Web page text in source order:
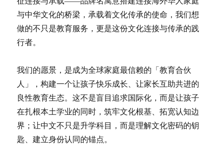
与中华文化的桥梁，承载着文化传承的使命，我们想
做的不只是教育服务，更是这份文化连接与传承的践
行者。
我们的愿景，是成为全球家庭最信赖的「教育合伙
人」，构建一个让孩子快乐成长、让家长互助共进的
良性教育生态。这不是盲目追求国际化，而是让孩子
在扎根本土学业的同时，筑牢文化根基、拓宽认知边
界；让中文不只是升学科目，而是理解文化密码的钥
匙、建立身份认同的锚点。